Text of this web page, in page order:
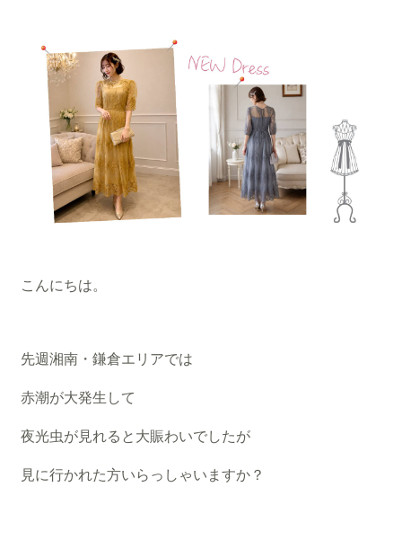
こんにちは。
先週湘南・鎌倉エリアでは
赤潮が大発生して
夜光虫が見れると大賑わいでしたが
見に行かれた方いらっしゃいますか？